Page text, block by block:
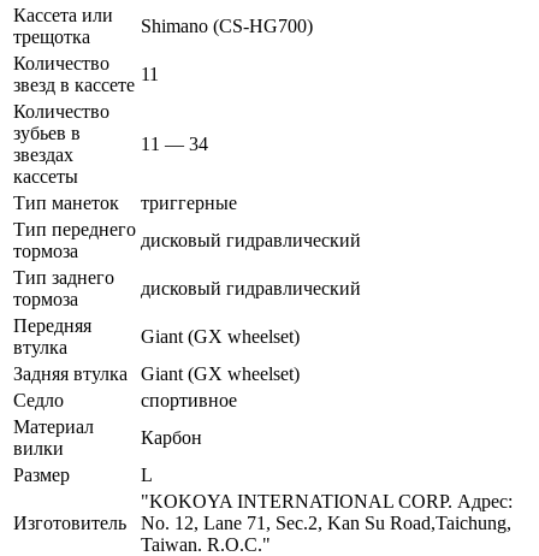
Кассета или
трещотка
Shimano (CS-HG700)
Количество
звезд в кассете
11
Количество
зубьев в
звездах
кассеты
11 — 34
Тип манеток
триггерные
Тип переднего
тормоза
дисковый гидравлический
Тип заднего
тормоза
дисковый гидравлический
Передняя
втулка
Giant (GX wheelset)
Задняя втулка
Giant (GX wheelset)
Седло
спортивное
Материал
вилки
Карбон
Размер
L
Изготовитель
"KOKOYA INTERNATIONAL CORP. Адрес:
No. 12, Lane 71, Sec.2, Kan Su Road,Taichung,
Taiwan. R.O.C."